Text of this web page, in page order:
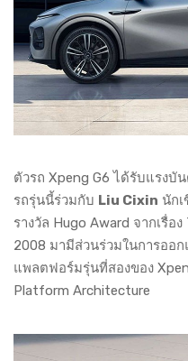
ตัวรถ Xpeng G6 ได้รับแรงบั
รถรุ่นนี้ร่วมกับ Liu Cixin นัก
รางวัล Hugo Award จากเรื่อ
2008 มามีส่วนร่วมในการออ
แพลตฟอร์มรุ่นที่สองของ
Platform Architecture